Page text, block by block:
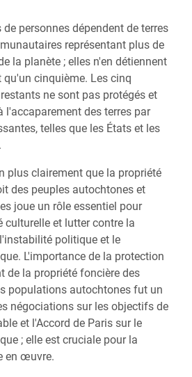
personnes dépendent de terres
représentant plus de
la planète ; elles n'en détiennent
cinquième. Les cinq
ne sont pas protégés et
l'accaparement des terres par
telles que les États et les
plus clairement que la propriété
des peuples autochtones et
joue un rôle essentiel pour
culturelle et lutter contre la
politique et le
L'importance de la protection
de la propriété foncière des
populations autochtones fut un
négociations sur les objectifs de
et l'Accord de Paris sur le
; elle est cruciale pour la
en œuvre.